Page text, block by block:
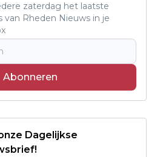
zaterdag het laatste
van Rheden Nieuws in je
Abonneren
Dagelijkse